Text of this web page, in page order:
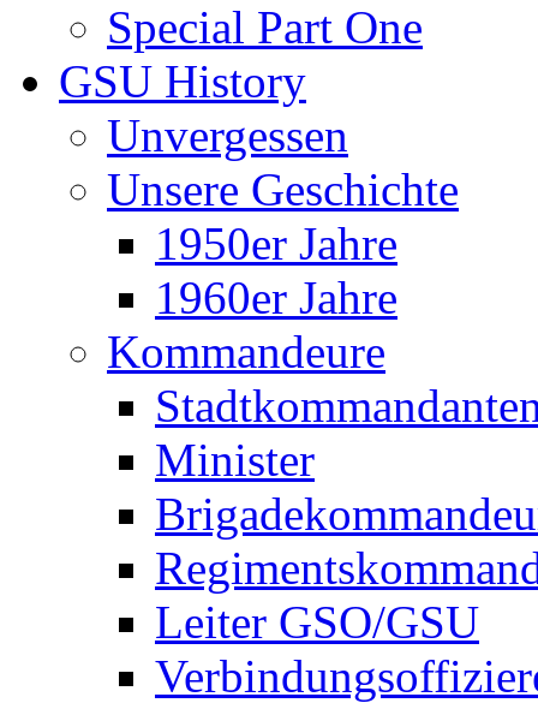
Special Part One
GSU History
Unvergessen
Unsere Geschichte
1950er Jahre
1960er Jahre
Kommandeure
Minister
Leiter GSO/GSU